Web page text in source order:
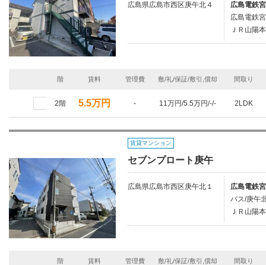
広島県広島市西区庚午北４
広島電鉄
広島電鉄
ＪＲ山陽
階 賃料 管理費 敷/礼/保証/敷引,償却 間取り
2階 5.5万円 - 11万円/5.5万円/-/- 2LDK
賃貸マンション
セブンプロート庚午
広島県広島市西区庚午北１
広島電鉄
バス/庚午
ＪＲ山陽
階 賃料 管理費 敷/礼/保証/敷引,償却 間取り